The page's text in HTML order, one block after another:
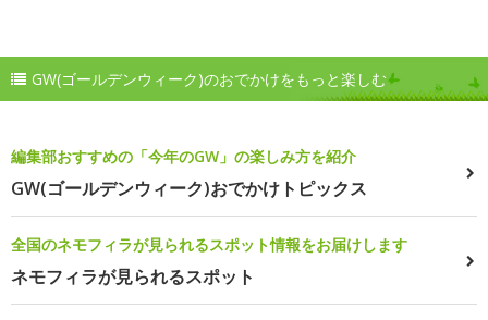
GW(ゴールデンウィーク)のおでかけをもっと楽しむ
編集部おすすめの「今年のGW」の楽しみ方を紹介
GW(ゴールデンウィーク)おでかけトピックス
全国のネモフィラが見られるスポット情報をお届けします
ネモフィラが見られるスポット